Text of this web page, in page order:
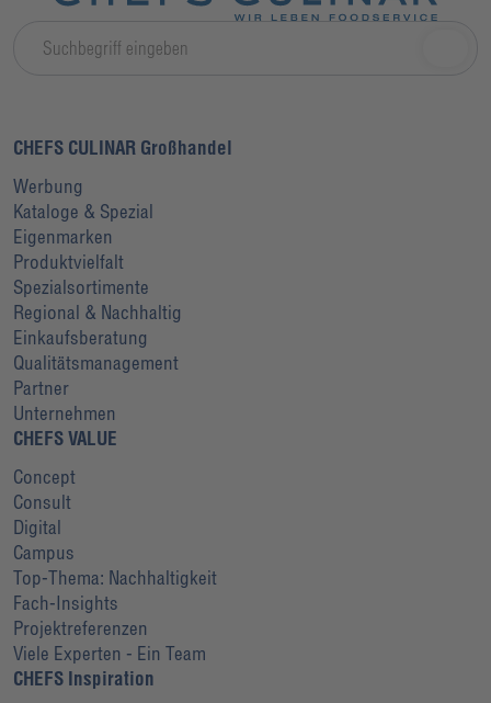
CHEFS CULINAR Großhandel
Werbung
Kataloge & Spezial
Eigenmarken
Produktvielfalt
Spezialsortimente
Regional & Nachhaltig
Einkaufsberatung
Qualitätsmanagement
Partner
Unternehmen
CHEFS VALUE
Concept
Consult
Digital
Campus
Top-Thema: Nachhaltigkeit
Fach-Insights
Projektreferenzen
Viele Experten - Ein Team
CHEFS Inspiration